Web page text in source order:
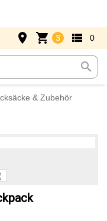
search
place shopping_cart 3 view_list 0
& Zubehör